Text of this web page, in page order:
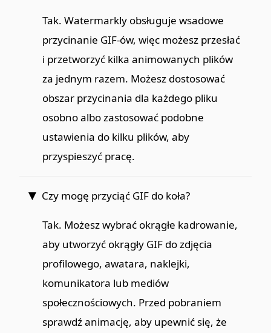
Tak. Watermarkly obsługuje wsadowe
przycinanie GIF-ów, więc możesz przesłać
i przetworzyć kilka animowanych plików
za jednym razem. Możesz dostosować
obszar przycinania dla każdego pliku
osobno albo zastosować podobne
ustawienia do kilku plików, aby
przyspieszyć pracę.
Czy mogę przyciąć GIF do koła?
Tak. Możesz wybrać okrągłe kadrowanie,
aby utworzyć okrągły GIF do zdjęcia
profilowego, awatara, naklejki,
komunikatora lub mediów
społecznościowych. Przed pobraniem
sprawdź animację, aby upewnić się, że